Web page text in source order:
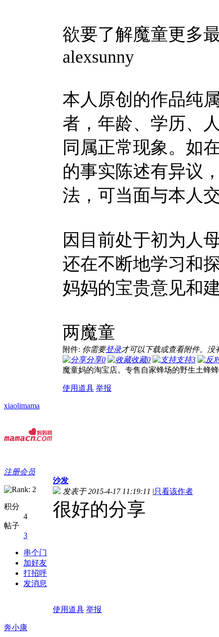
欲要了解魔童更多
alexsunny
本人原创的作品纯
者，年龄、学历、
同属正常现象。如
的事实陈述有异议
法，可当面与本人
因目前处于初为人
还在不断地学习和
妈妈的宝
两魔童
附件: 你需要登录才可以下载或查看附件。没
分享0 收藏0 支持3
魔童妈的淘宝店。专售自家蜂场的野生土蜂
使用道具 举报
xiaolimama
注册会员
积分
4
帖子
3
串个门
加好友
打招呼
发消息
沙发
发表于 2015-4-17 11:19:11 |只看该作者
很好的分享
使用道具 举报
奔小康